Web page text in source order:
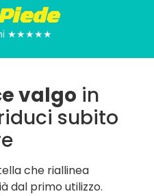
★★★★★
valgo in
subito
che riallinea
dal primo utilizzo.